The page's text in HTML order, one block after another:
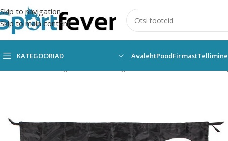
Skip to navigation
Skip to main content
KATEGOORIAD AvalehtPoodFirmastTellimine